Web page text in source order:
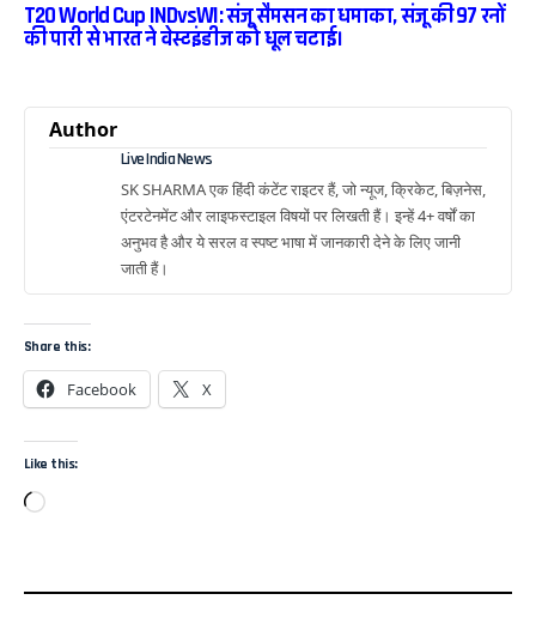
T20 World Cup INDvsWI: संजू सैमसन का धमाका, संजू की 97 रनों
की पारी से भारत ने वेस्टइंडीज को धूल चटाई।
Author
Live India News
SK SHARMA एक हिंदी कंटेंट राइटर हैं, जो न्यूज, क्रिकेट, बिज़नेस,
एंटरटेनमेंट और लाइफस्टाइल विषयों पर लिखती हैं। इन्हें 4+ वर्षों का
अनुभव है और ये सरल व स्पष्ट भाषा में जानकारी देने के लिए जानी
जाती हैं।
Share this:
Facebook X
Like this: